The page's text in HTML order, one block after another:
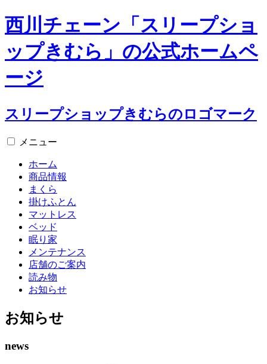
西川チェーン「スリープショ
ップきむら」の公式ホームペ
ージ
スリープショップきむらのロゴマーク
メニュー
ホーム
商品情報
まくら
掛けふとん
マットレス
ベッド
眠り家
メンテナンス
店舗のご案内
読み物
お知らせ
お知らせ
news